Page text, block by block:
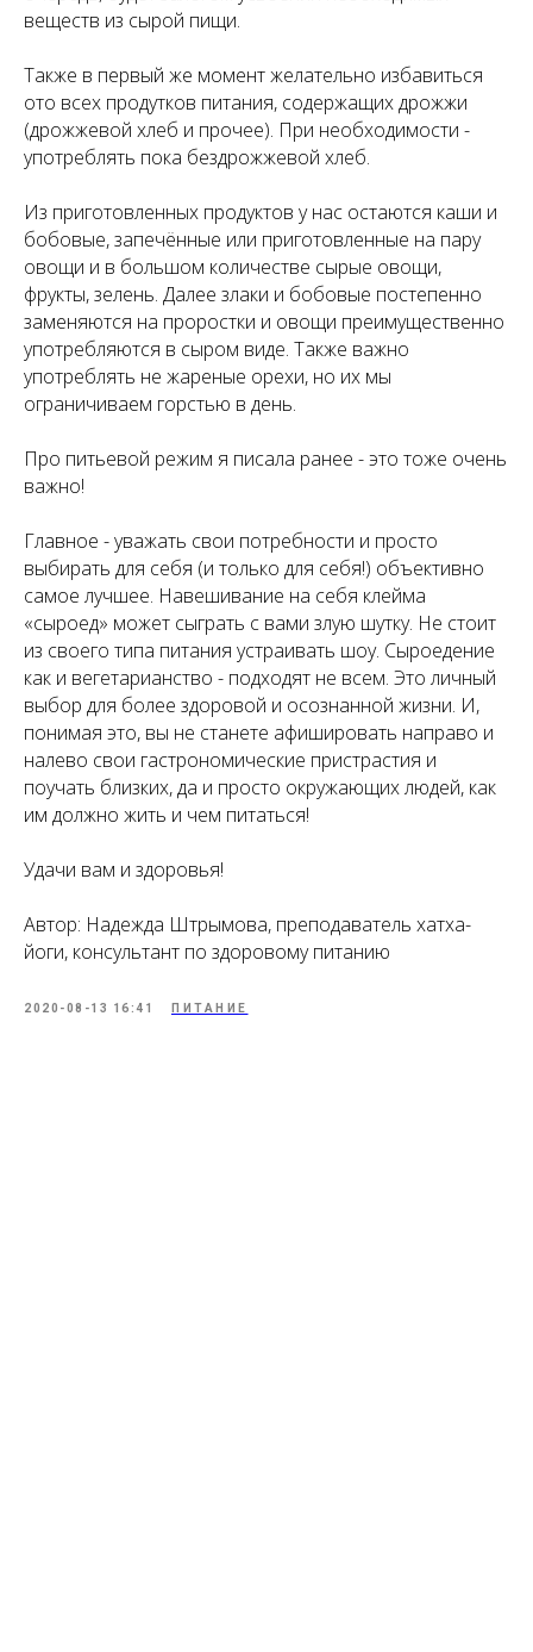
веществ из сырой пищи.
Также в первый же момент желательно избавиться
ото всех продутков питания, содержащих дрожжи
(дрожжевой хлеб и прочее). При необходимости -
употреблять пока бездрожжевой хлеб.
Из приготовленных продуктов у нас остаются каши и
бобовые, запечённые или приготовленные на пару
овощи и в большом количестве сырые овощи,
фрукты, зелень. Далее злаки и бобовые постепенно
заменяются на проростки и овощи преимущественно
употребляются в сыром виде. Также важно
употреблять не жареные орехи, но их мы
ограничиваем горстью в день.
Про питьевой режим я писала ранее - это тоже очень
важно!
Главное - уважать свои потребности и просто
выбирать для себя (и только для себя!) объективно
самое лучшее. Навешивание на себя клейма
«сыроед» может сыграть с вами злую шутку. Не стоит
из своего типа питания устраивать шоу. Сыроедение
как и вегетарианство - подходят не всем. Это личный
выбор для более здоровой и осознанной жизни. И,
понимая это, вы не станете афишировать направо и
налево свои гастрономические пристрастия и
поучать близких, да и просто окружающих людей, как
им должно жить и чем питаться!
Удачи вам и здоровья!
Автор: Надежда Штрымова, преподаватель хатха-
йоги, консультант по здоровому питанию
2020-08-13 16:41 ПИТАНИЕ